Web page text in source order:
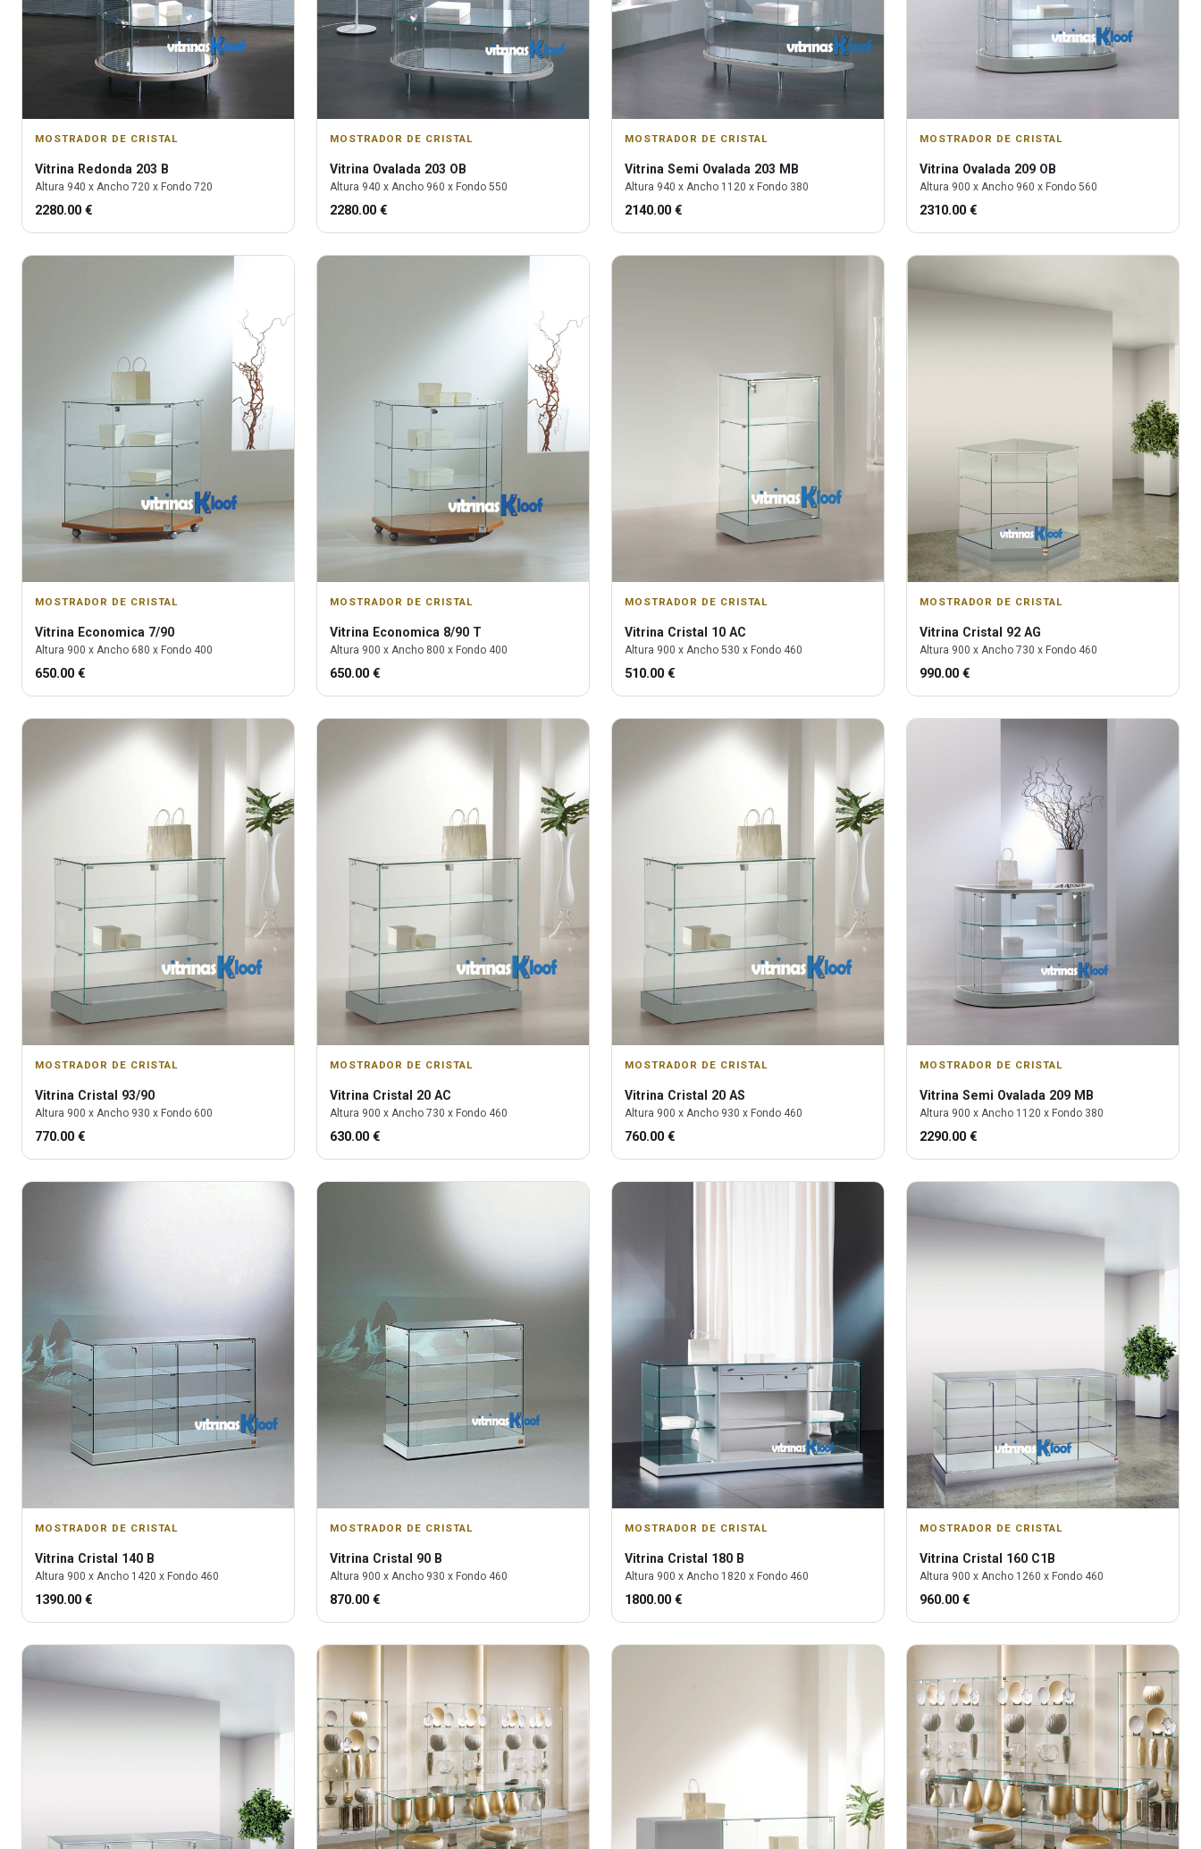
MOSTRADOR DE CRISTAL
Vitrina Redonda 203 B
Altura 940 x Ancho 720 x Fondo 720
2280.00 €
MOSTRADOR DE CRISTAL
Vitrina Ovalada 203 OB
Altura 940 x Ancho 960 x Fondo 550
2280.00 €
MOSTRADOR DE CRISTAL
Vitrina Semi Ovalada 203 MB
Altura 940 x Ancho 1120 x Fondo 380
2140.00 €
MOSTRADOR DE CRISTAL
Vitrina Ovalada 209 OB
Altura 900 x Ancho 960 x Fondo 560
2310.00 €
MOSTRADOR DE CRISTAL
Vitrina Economica 7/90
Altura 900 x Ancho 680 x Fondo 400
650.00 €
MOSTRADOR DE CRISTAL
Vitrina Economica 8/90 T
Altura 900 x Ancho 800 x Fondo 400
650.00 €
MOSTRADOR DE CRISTAL
Vitrina Cristal 10 AC
Altura 900 x Ancho 530 x Fondo 460
510.00 €
MOSTRADOR DE CRISTAL
Vitrina Cristal 92 AG
Altura 900 x Ancho 730 x Fondo 460
990.00 €
MOSTRADOR DE CRISTAL
Vitrina Cristal 93/90
Altura 900 x Ancho 930 x Fondo 600
770.00 €
MOSTRADOR DE CRISTAL
Vitrina Cristal 20 AC
Altura 900 x Ancho 730 x Fondo 460
630.00 €
MOSTRADOR DE CRISTAL
Vitrina Cristal 20 AS
Altura 900 x Ancho 930 x Fondo 460
760.00 €
MOSTRADOR DE CRISTAL
Vitrina Semi Ovalada 209 MB
Altura 900 x Ancho 1120 x Fondo 380
2290.00 €
MOSTRADOR DE CRISTAL
Vitrina Cristal 140 B
Altura 900 x Ancho 1420 x Fondo 460
1390.00 €
MOSTRADOR DE CRISTAL
Vitrina Cristal 90 B
Altura 900 x Ancho 930 x Fondo 460
870.00 €
MOSTRADOR DE CRISTAL
Vitrina Cristal 180 B
Altura 900 x Ancho 1820 x Fondo 460
1800.00 €
MOSTRADOR DE CRISTAL
Vitrina Cristal 160 C1B
Altura 900 x Ancho 1260 x Fondo 460
960.00 €